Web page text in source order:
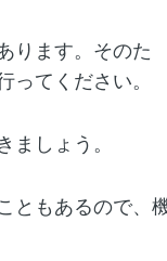
ります。そのた
てください。
しょう。
ともあるので、